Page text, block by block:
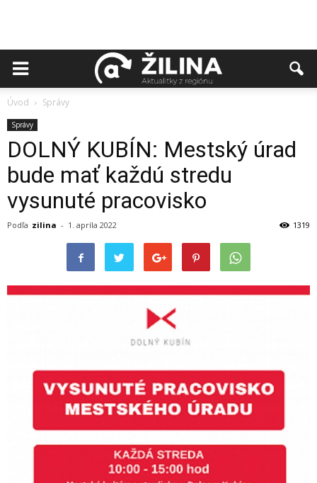
Úvod Správy
Správy
DOLNÝ KUBÍN: Mestský úrad
bude mať každú stredu
vysunuté pracovisko
Podľa zilina - 1. apríla 2022 1319